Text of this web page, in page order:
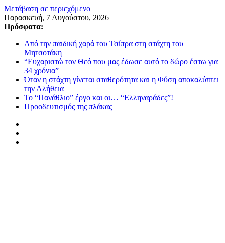
Μετάβαση σε περιεχόμενο
Παρασκευή, 7 Αυγούστου, 2026
Πρόσφατα:
Από την παιδική χαρά του Τσίπρα στη στάχτη του
Μητσοτάκη
“Ευχαριστώ τον Θεό που μας έδωσε αυτό το δώρο έστω για
34 χρόνια”
Όταν η στάχτη γίνεται σταθερότητα και η Φύση αποκαλύπτει
την Αλήθεια
Το “Πανάθλιο” έργο και οι… “Ελληναράδες”!
Προοδευτισμός της πλάκας